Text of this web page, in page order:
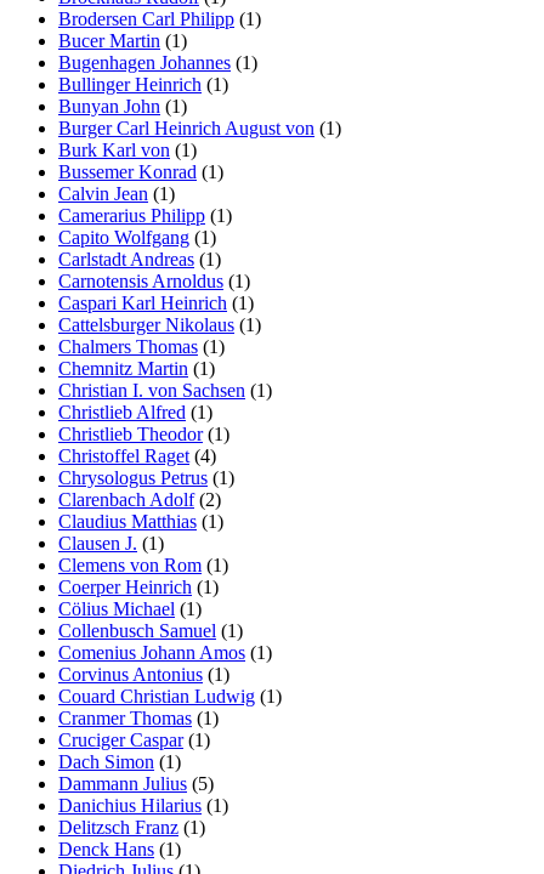
Brodersen Carl Philipp (1)
Bucer Martin (1)
Bugenhagen Johannes (1)
Bullinger Heinrich (1)
Bunyan John (1)
Burger Carl Heinrich August von (1)
Burk Karl von (1)
Bussemer Konrad (1)
Calvin Jean (1)
Camerarius Philipp (1)
Capito Wolfgang (1)
Carlstadt Andreas (1)
Carnotensis Arnoldus (1)
Caspari Karl Heinrich (1)
Cattelsburger Nikolaus (1)
Chalmers Thomas (1)
Chemnitz Martin (1)
Christian I. von Sachsen (1)
Christlieb Alfred (1)
Christlieb Theodor(1)
Christoffel Raget (4)
Chrysologus Petrus (1)
Clarenbach Adolf(2)
Claudius Matthias (1)
Clausen J. (1)
Clemens von Rom (1)
Coerper Heinrich (1)
Cölius Michael (1)
Collenbusch Samuel (1)
Comenius Johann Amos (1)
Corvinus Antonius (1)
Couard Christian Ludwig (1)
Cranmer Thomas (1)
Cruciger Caspar(1)
Dach Simon (1)
Dammann Julius (5)
Danichius Hilarius (1)
Delitzsch Franz (1)
Denck Hans (1)